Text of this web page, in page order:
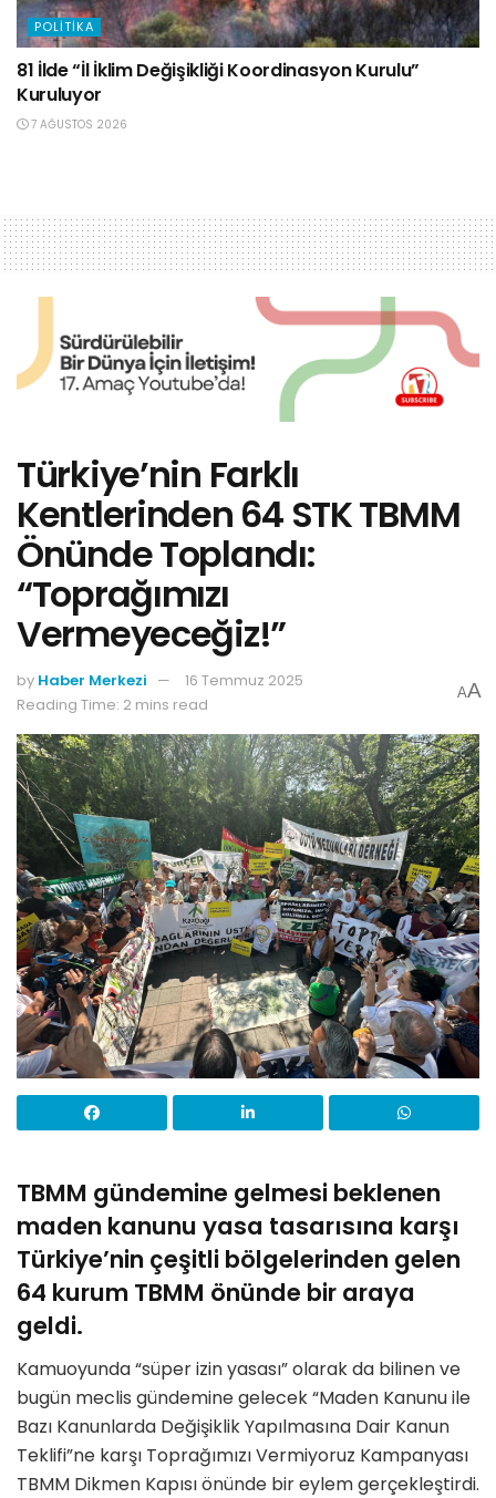
POLITIKA
81 İlde “İl İklim Değişikliği Koordinasyon Kurulu”
Kuruluyor
7 AĞUSTOS 2026
Türkiye’nin Farklı
Kentlerinden 64 STK TBMM
Önünde Toplandı:
“Toprağımızı
Vermeyeceğiz!”
by Haber Merkezi
16 Temmuz 2025
Reading Time: 2 mins read
AA
TBMM gündemine gelmesi beklenen
maden kanunu yasa tasarısına karşı
Türkiye’nin çeşitli bölgelerinden gelen
64 kurum TBMM önünde bir araya
geldi.
Kamuoyunda “süper izin yasası” olarak da bilinen ve
bugün meclis gündemine gelecek “Maden Kanunu ile
Bazı Kanunlarda Değişiklik Yapılmasına Dair Kanun
Teklifi”ne karşı Toprağımızı Vermiyoruz Kampanyası
TBMM Dikmen Kapısı önünde bir eylem gerçekleştirdi.